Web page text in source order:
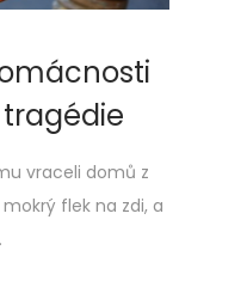
vraceli domů z
flek na zdi, a